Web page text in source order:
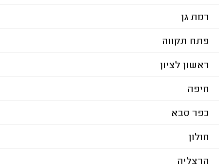
רמת גן
פתח תקווה
ראשון לציון
חיפה
כפר סבא
חולון
הרצליה